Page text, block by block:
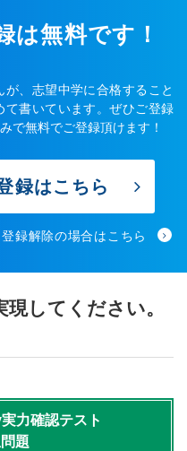
は無料です！
、志望中学に合格すること
て書いています。ぜひご登録
で無料でご登録頂けます！
録はこちら
登録解除の場合はこちら
してください。
力確認テスト
題